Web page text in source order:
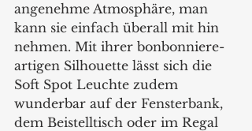
angenehme Atmosphäre, man
kann sie einfach überall mit hin
nehmen. Mit ihrer bonbonniere-
artigen Silhouette lässt sich die
Soft Spot Leuchte zudem
wunderbar auf der Fensterbank,
dem Beistelltisch oder im Regal